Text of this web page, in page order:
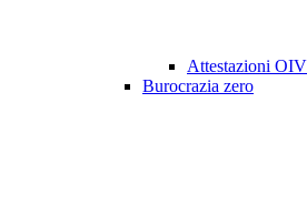
Attestazioni
Burocrazia zero